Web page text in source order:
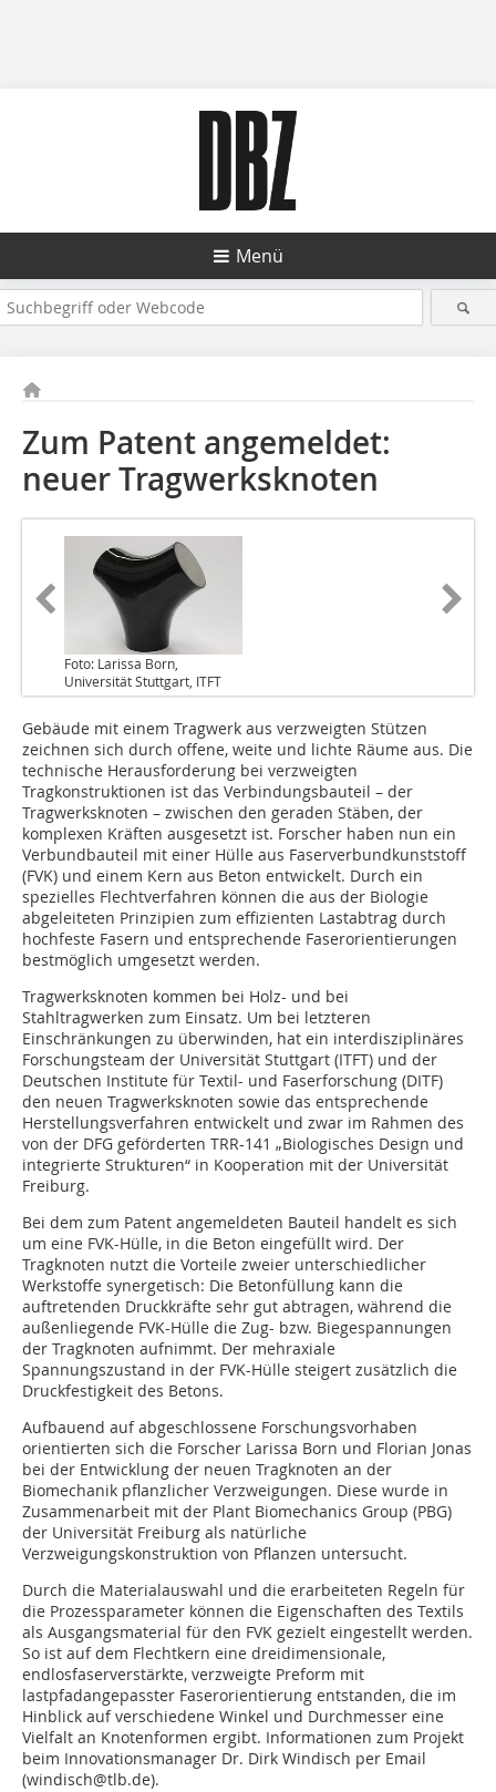
Menü
Zum Patent angemeldet:
neuer Tragwerksknoten
Foto: Larissa Born,
Universität Stuttgart, ITFT
Gebäude mit einem Tragwerk aus verzweigten Stützen
zeichnen sich durch offene, weite und lichte Räume aus. Die
technische Herausforderung bei verzweigten
Tragkonstruktionen ist das Verbindungsbauteil – der
Tragwerksknoten – zwischen den geraden Stäben, der
komplexen Kräften ausgesetzt ist. Forscher haben nun ein
Verbundbauteil mit einer Hülle aus Faserverbundkunststoff
(FVK) und einem Kern aus Beton entwickelt. Durch ein
spezielles Flechtverfahren können die aus der Biologie
abgeleiteten Prinzipien zum effizienten Lastabtrag durch
hochfeste Fasern und entsprechende Faserorientierungen
bestmöglich umgesetzt werden.
Tragwerksknoten kommen bei Holz- und bei
Stahltragwerken zum Einsatz. Um bei letzteren
Einschränkungen zu überwinden, hat ein interdisziplinäres
Forschungsteam der Universität Stuttgart (ITFT) und der
Deutschen Institute für Textil- und Faserforschung (DITF)
den neuen Tragwerksknoten sowie das entsprechende
Herstellungsverfahren entwickelt und zwar im Rahmen des
von der DFG geförderten TRR-141 „Biologisches Design und
integrierte Strukturen“ in Kooperation mit der Universität
Freiburg.
Bei dem zum Patent angemeldeten Bauteil handelt es sich
um eine FVK-Hülle, in die Beton eingefüllt wird. Der
Tragknoten nutzt die Vorteile zweier unterschiedlicher
Werkstoffe synergetisch: Die Betonfüllung kann die
auftretenden Druckkräfte sehr gut abtragen, während die
außenliegende FVK-Hülle die Zug- bzw. Biegespannungen
der Trag­knoten aufnimmt. Der mehraxiale
Spannungszustand in der FVK-Hülle steigert zusätzlich die
Druckfestigkeit des Betons.
Aufbauend auf abgeschlossene Forschungsvorhaben
orientierten sich die Forscher Larissa Born und Florian Jonas
bei der Entwicklung der neuen Tragknoten an der
Biomechanik pflanzlicher Verzweigungen. Diese wurde in
Zusammenarbeit mit der Plant Biomechanics Group (PBG)
der Universität Freiburg als natürliche
Verzweigungskonstruktion von Pflanzen untersucht.
Durch die Materialauswahl und die erarbeiteten Regeln für
die Prozessparameter können die Eigenschaften des Textils
als Ausgangsmaterial für den FVK gezielt eingestellt werden.
So ist auf dem Flechtkern eine dreidimensionale,
endlosfaserverstärkte, verzweigte Preform mit
lastpfadangepasster Faserorientierung entstanden, die im
Hinblick auf verschiedene Winkel und Durchmesser eine
Vielfalt an Knotenformen ergibt. Informationen zum Projekt
beim Innovationsmanager Dr. Dirk Windisch per Email
(windisch@tlb.de).